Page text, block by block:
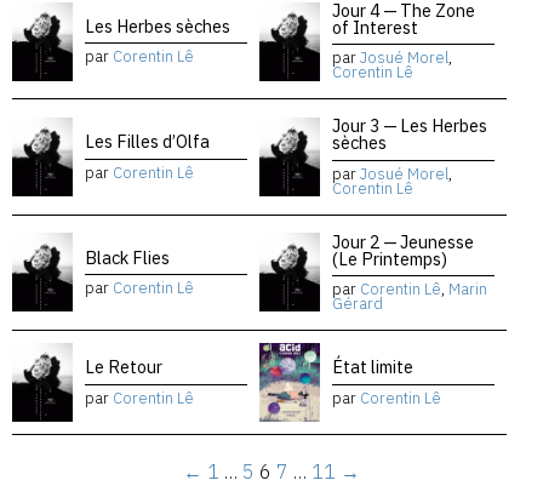
Les Herbes sèches
par Corentin Lê
Jour 4 — The Zone
of Interest
parJosué Morel,
Corentin Lê
Les Filles d’Olfa
par Corentin Lê
Jour 3 — Les Herbes
sèches
parJosué Morel,
Corentin Lê
Black Flies
par Corentin Lê
Jour 2 — Jeunesse
(Le Printemps)
par Corentin Lê, Marin
Gérard
Le Retour
par Corentin Lê
État limite
par Corentin Lê
← 1 … 5 6 7 … 11 →